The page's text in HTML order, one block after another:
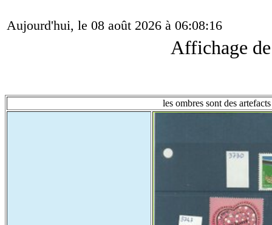
Aujourd'hui, le 08 août 2026 à 06:08:16
Affichage
les ombres sont des